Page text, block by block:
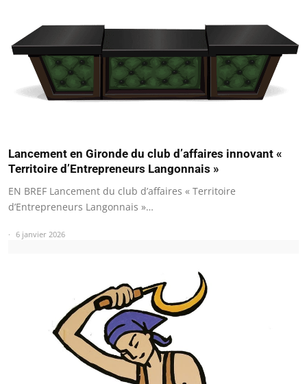
Lancement en Gironde du club d’affaires innovant «
Territoire d’Entrepreneurs Langonnais »
EN BREF Lancement du club d’affaires « Territoire
d’Entrepreneurs Langonnais »…
6 janvier 2026